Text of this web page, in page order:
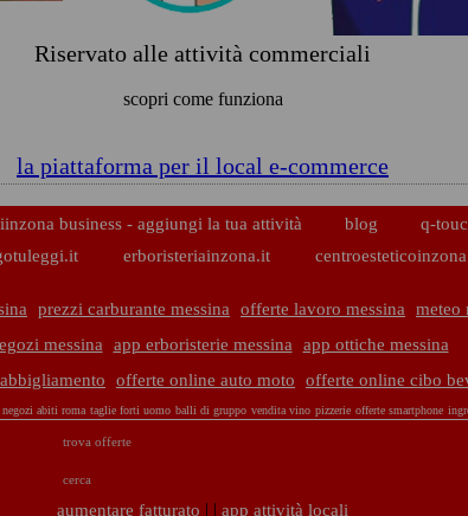
Riservato alle attività commerciali
scopri come funziona
la piattaforma per il local e-commerce
business - aggiungi la tua attività blog
q-
erboristeriainzona.it
prezzi carburante messina offerte lavoro messina meteo
messina
app erboristerie messina
app ottiche messina
offerte online auto moto offerte online cibo
negozi abiti roma taglie forti uomo balli di gruppo vendita vino pizzerie offerte smartphone
trova offerte
cerca
aumentare fatturato | | app attività locali